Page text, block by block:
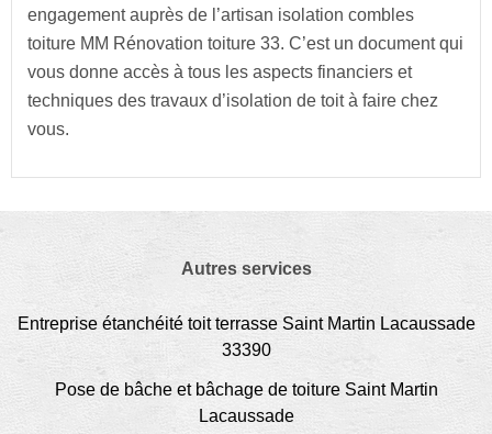
engagement auprès de l’artisan isolation combles
toiture MM Rénovation toiture 33. C’est un document qui
vous donne accès à tous les aspects financiers et
techniques des travaux d’isolation de toit à faire chez
vous.
Autres services
Entreprise étanchéité toit terrasse Saint Martin Lacaussade
33390
Pose de bâche et bâchage de toiture Saint Martin
Lacaussade